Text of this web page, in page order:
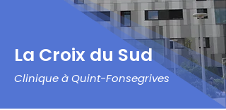
La Croix du Sud
Clinique à Quint-Fonsegrives